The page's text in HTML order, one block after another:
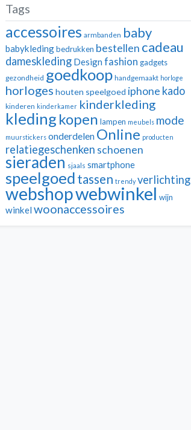
Tags
accessoires armbanden baby
babykledingbedrukken bestellen cadeau
dameskleding Design fashion gadgets
gezondheid goedkoop handgemaakt horloge
horloges houten speelgoed iphone kado
kinderen kinderkamer kinderkleding
kleding kopen lampen meubels mode
muurstickers onderdelen Online producten
relatiegeschenken schoenen
sieraden sjaals smartphone
speelgoed tassen trendy verlichting
webshopwebwinkel wijn
winkelwoonaccessoires